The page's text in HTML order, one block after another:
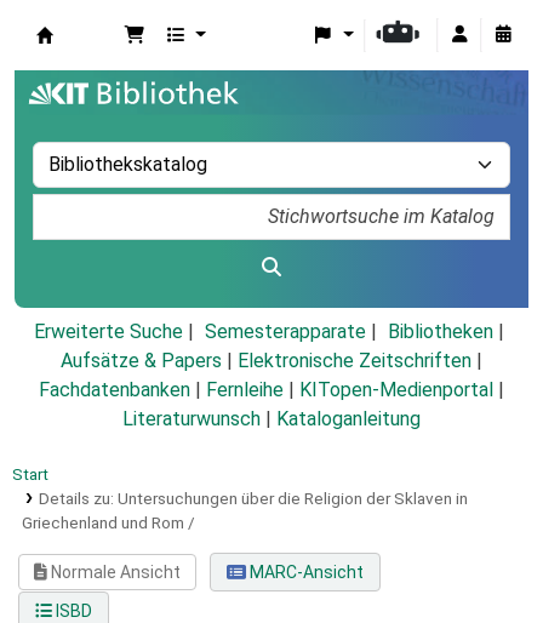
Erweiterte Suche Semesterapparate
Bibliotheken
Aufsätze & Papers
Elektronische Zeitschriften
Fachdatenbanken
Fernleihe KITopen-Medienportal
Literaturwunsch
Kataloganleitung
Start
Details zu: Untersuchungen über die Religion der Sklaven in
Griechenland und Rom /
Normale Ansicht
MARC-Ansicht
ISBD